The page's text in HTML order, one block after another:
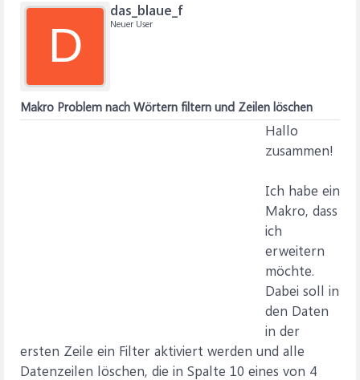
D
das_blaue_f
Neuer User
Makro Problem nach Wörtern filtern und Zeilen löschen
Hallo
zusammen!
Ich habe ein
Makro, dass
ich
erweitern
möchte.
Dabei soll in
den Daten
in der
ersten Zeile ein Filter aktiviert werden und alle
Datenzeilen löschen, die in Spalte 10 eines von 4